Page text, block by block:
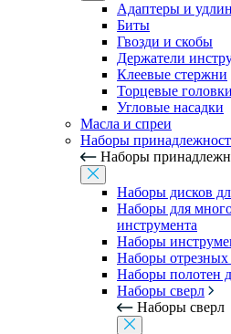
Адаптеры и
Биты
Гвозди и скобы
Держатели
Клеевые стержни
Торцевые головки
Угловые насадки
Масла и спреи
Наборы
Наборы
Наборы дисков
Наборы для
инструмента
Наборы
Наборы отрезных
Наборы полотен
Наборы сверл
Наборы сверл